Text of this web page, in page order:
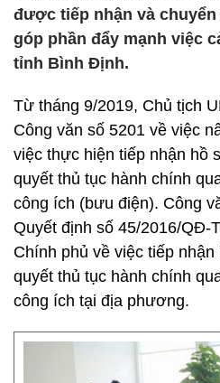
được tiếp nhận và
góp phần đẩy mạnh việc
tỉnh Bình Định.
Từ tháng 9/2019, Chủ tịch
Công văn số 5201 về việc
việc thực hiện tiếp nhận hồ
quyết thủ tục hành chính
công ích (bưu điện). Công
Quyết định số 45/2016/QĐ-
Chính phủ về việc tiếp
quyết thủ tục hành chính
công ích tại địa phương.